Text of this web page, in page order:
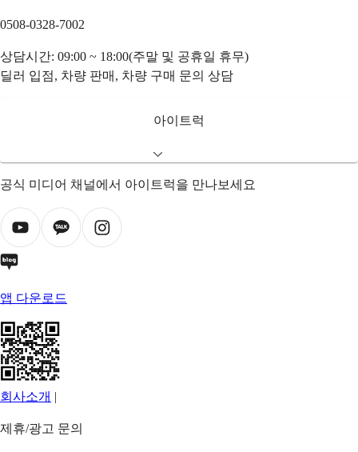
0508-0328-7002
상담시간: 09:00 ~ 18:00(주말 및 공휴일 휴무)
딜러 입점, 차량 판매, 차량 구매 문의 상담
아이트럭
공식 미디어 채널에서 아이트럭을 만나보세요
앱 다운로드
회사소개 |
제휴/광고 문의